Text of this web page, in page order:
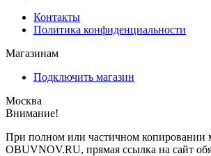
Контакты
Политика конфиденциальности
Магазинам
Подключить магазин
Москва
Внимание!
При полном или частичном копировании
OBUVNOV.RU, прямая ссылка на сайт